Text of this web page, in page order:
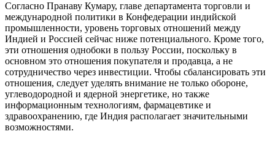
Согласно Пранаву Кумару, главе департамента торговли и
международной политики в Конфедерации индийской
промышленности, уровень торговых отношений между
Индией и Россией сейчас ниже потенциального. Кроме того,
эти отношения однобоки в пользу России, поскольку в
основном это отношения покупателя и продавца, а не
сотрудничество через инвестиции. Чтобы сбалансировать эти
отношения, следует уделять внимание не только обороне,
углеводородной и ядерной энергетике, но также
информационным технологиям, фармацевтике и
здравоохранению, где Индия располагает значительными
возможностями.